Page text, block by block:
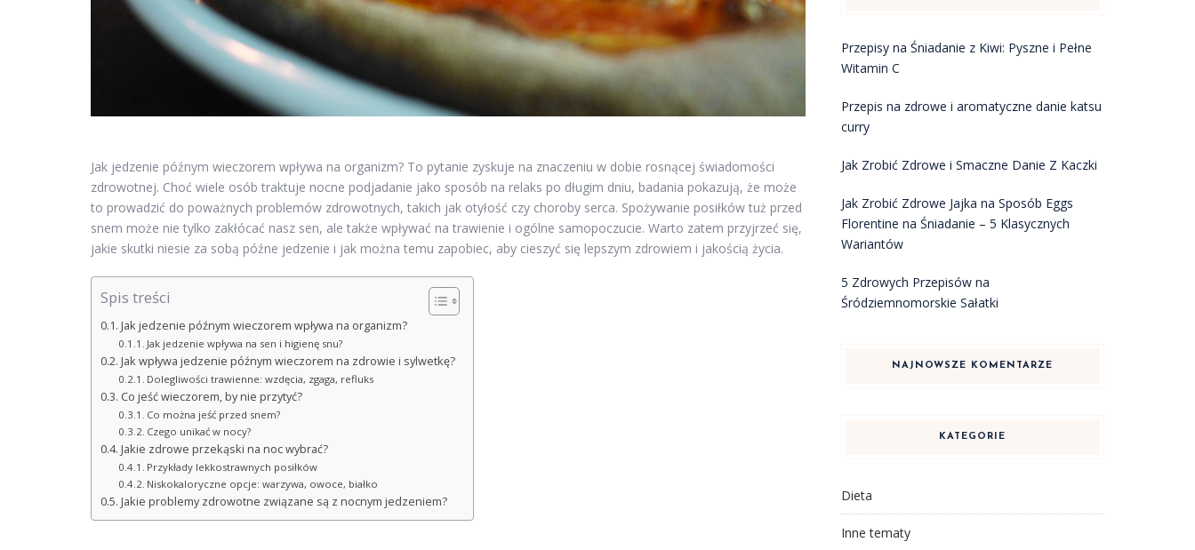
Jak jedzenie późnym wieczorem wpływa na organizm? To pytanie zyskuje na znaczeniu w dobie rosnącej świadomości
zdrowotnej. Choć wiele osób traktuje nocne podjadanie jako sposób na relaks po długim dniu, badania pokazują, że może
to prowadzić do poważnych problemów zdrowotnych, takich jak otyłość czy choroby serca. Spożywanie posiłków tuż przed
snem może nie tylko zakłócać nasz sen, ale także wpływać na trawienie i ogólne samopoczucie. Warto zatem przyjrzeć się,
jakie skutki niesie za sobą późne jedzenie i jak można temu zapobiec, aby cieszyć się lepszym zdrowiem i jakością życia.
Spis treści
Jak jedzenie późnym wieczorem wpływa na organizm?
Jak jedzenie wpływa na sen i higienę snu?
Jak wpływa jedzenie późnym wieczorem na zdrowie i sylwetkę?
Dolegliwości trawienne: wzdęcia, zgaga, refluks
Co jeść wieczorem, by nie przytyć?
Co można jeść przed snem?
Czego unikać w nocy?
Jakie zdrowe przekąski na noc wybrać?
Przykłady lekkostrawnych posiłków
Niskokaloryczne opcje: warzywa, owoce, białko
Jakie problemy zdrowotne związane są z nocnym jedzeniem?
Przepisy na Śniadanie z Kiwi: Pyszne i Pełne
Witamin C
Przepis na zdrowe i aromatyczne danie katsu
curry
Jak Zrobić Zdrowe i Smaczne Danie Z Kaczki
Jak Zrobić Zdrowe Jajka na Sposób Eggs
Florentine na Śniadanie – 5 Klasycznych
Wariantów
5 Zdrowych Przepisów na
Śródziemnomorskie Sałatki
NAJNOWSZE KOMENTARZE
KATEGORIE
Dieta
Inne tematy